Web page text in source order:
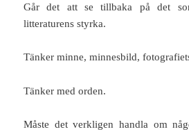
Går det att se tillbaka på det
litteraturens styrka.
Tänker minne, minnesbild,
Tänker med orden.
Måste det verkligen handla om